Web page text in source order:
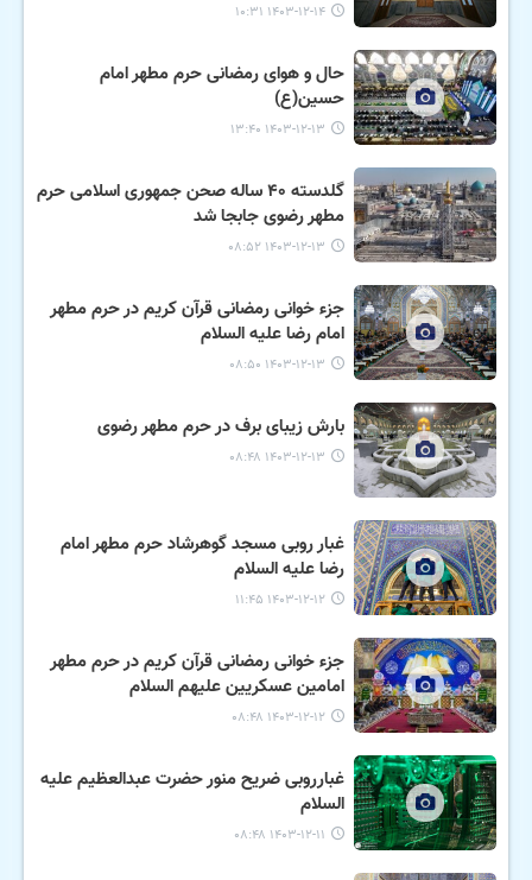
۱۴۰۳-۱۲-۱۴ ۱۰:۳۱
حال و هوای رمضانی حرم مطهر امام
حسین(ع)
۱۴۰۳-۱۲-۱۳ ۱۳:۴۰
گلدسته ۴۰ ساله صحن جمهوری اسلامی حرم
مطهر رضوی جابجا شد
۱۴۰۳-۱۲-۱۳ ۰۸:۵۲
جزء خوانی رمضانی قرآن کریم در حرم مطهر
امام رضا علیه السلام
۱۴۰۳-۱۲-۱۳ ۰۸:۵۰
بارش زیبای برف در حرم مطهر رضوی
۱۴۰۳-۱۲-۱۳ ۰۸:۴۸
غبار روبی مسجد گوهرشاد حرم مطهر امام
رضا علیه السلام
۱۴۰۳-۱۲-۱۲ ۱۱:۴۵
جزء خوانی رمضانی قرآن کریم در حرم مطهر
امامین عسکریین علیهم السلام
۱۴۰۳-۱۲-۱۲ ۰۸:۴۸
غبارروبی ضریح منور حضرت عبدالعظیم علیه
السلام
۱۴۰۳-۱۲-۱۱ ۰۸:۴۸